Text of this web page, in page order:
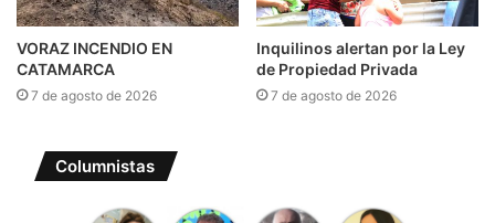
VORAZ INCENDIO EN
CATAMARCA
7 de agosto de 2026
Inquilinos alertan por la Ley
de Propiedad Privada
7 de agosto de 2026
Columnistas